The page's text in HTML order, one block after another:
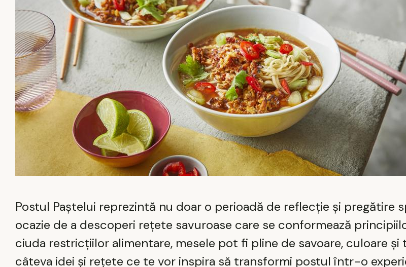
Postul Paștelui reprezintă nu doar o perioadă de reflecție și pregătire
ocazie de a descoperi rețete savuroase care se conformează
ciuda restricțiilor alimentare, mesele pot fi pline de savoare, culoare și
câteva idei și rețete ce te vor inspira să transformi postul într-o